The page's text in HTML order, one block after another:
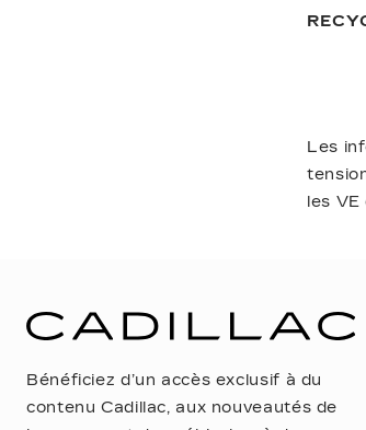
Les
les VE